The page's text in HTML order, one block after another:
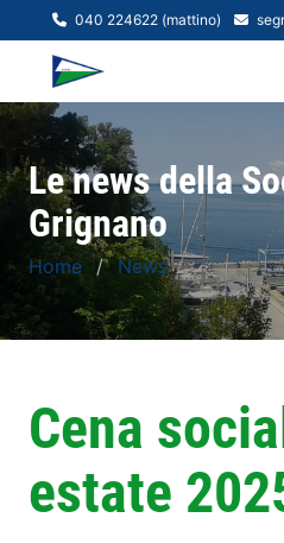
040 224622 (mattino)
Le news della
Grignano
Home News
Cena
estate